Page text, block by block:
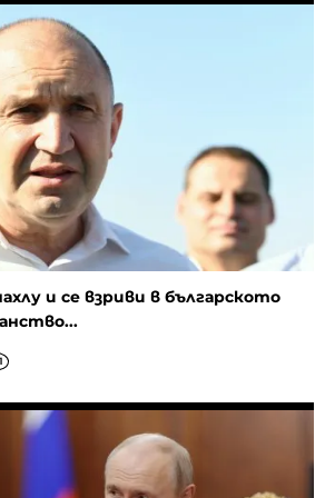
и се взриви в българското